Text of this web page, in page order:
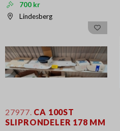
700 kr
Lindesberg
27977. CA 100ST
SLIPRONDELER 178 MM